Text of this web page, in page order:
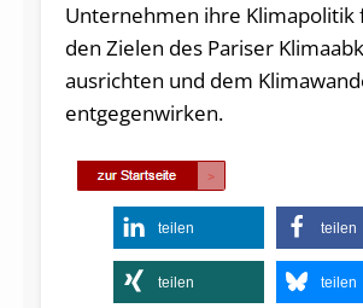
Unternehmen ihre Klimapolitik
den Zielen des Pariser
ausrichten und dem
entgegenwirken.
teilen teilen
teilen teilen